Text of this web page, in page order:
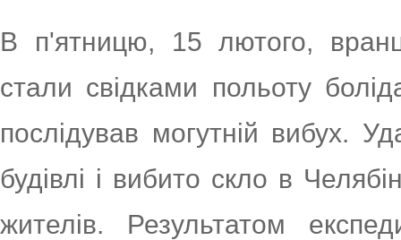
В п'ятницю, 15 лютого,
стали свідками польоту
послідував могутній вибух.
будівлі і вибито скло в
жителів. Результатом